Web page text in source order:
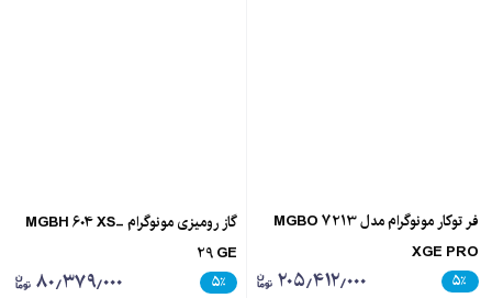
فر توکار مونوگرام مدل MGBO 7213
XGE PRO
۵٪ ۲۰۵٫۴۱۲٫۰۰۰
گاز رومیزی مونوگرام -MGBH 604 XS
29 GE
۵٪ ۸۰٫۳۷۹٫۰۰۰